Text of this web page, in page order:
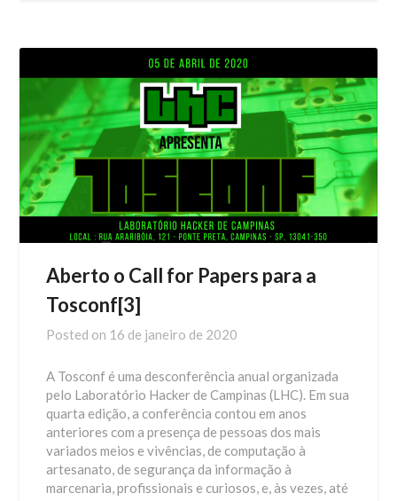
Aberto o Call for Papers para a
Tosconf[3]
Posted on 16 de janeiro de 2020
A Tosconf é uma desconferência anual organizada
pelo Laboratório Hacker de Campinas (LHC). Em sua
quarta edição, a conferência contou em anos
anteriores com a presença de pessoas dos mais
variados meios e vivências, de computação à
artesanato, de segurança da informação à
marcenaria, profissionais e curiosos, e, às vezes, até